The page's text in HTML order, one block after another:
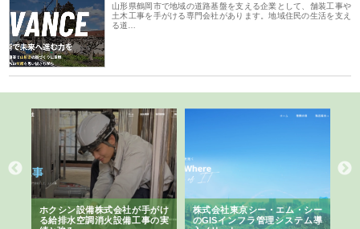
山形県鶴岡市で地域の道路基盤を支える企業として、舗装工事や
土木工事を手がける専門会社があります。地域住民の生活を支え
る道…
ホクシン設備株式会社が手がけ
る給排水空調消火設備工事の実
株式会社東京シー・エム・シー
のGISインフラ管理システム導